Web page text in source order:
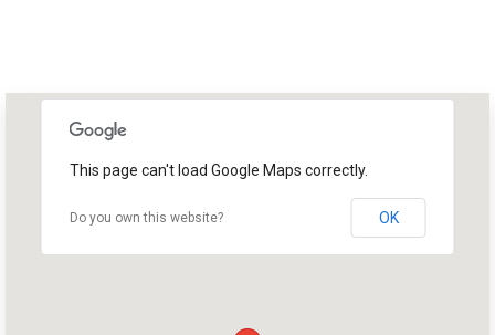
This page can't load Google Maps correctly.
Do you own this website? OK